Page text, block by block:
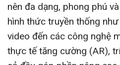
nên đa dạng, phong phú
hình thức truyền thống như
video đến các công nghệ
thực tế tăng cường (AR),